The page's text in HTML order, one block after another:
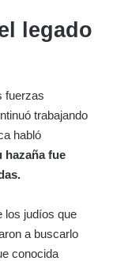
legado
fuerzas
trabajando
habló
hazaña fue
los judíos que
a buscarlo
conocida